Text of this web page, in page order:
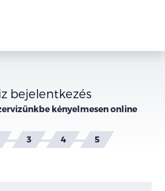
bejelentkezés
kényelmesen online